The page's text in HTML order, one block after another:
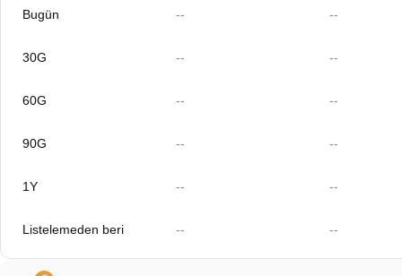
Bugün -- --
30G -- --
60G -- --
90G -- --
1Y -- --
Listelemeden beri -- --